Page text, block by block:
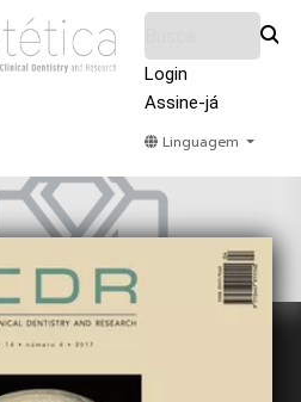
Login
Assine-já
Linguagem
Sobre Nós